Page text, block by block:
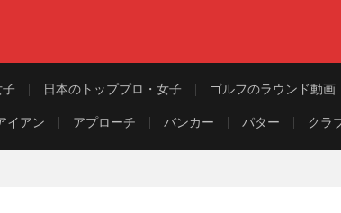
子 日本のトッププロ・女子 ゴルフのラウンド動画
イアン アプローチ バンカー パター クラ